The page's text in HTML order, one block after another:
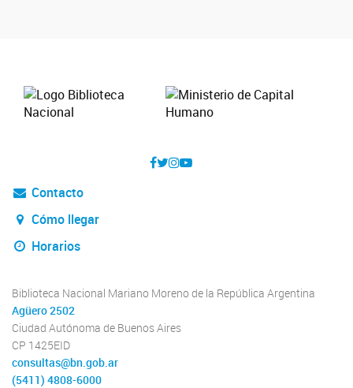
Contacto
Cómo llegar
Horarios
Biblioteca Nacional Mariano Moreno de la República Argentina
Agüero 2502
Ciudad Autónoma de Buenos Aires
CP 1425EID
consultas@bn.gob.ar
(5411) 4808-6000